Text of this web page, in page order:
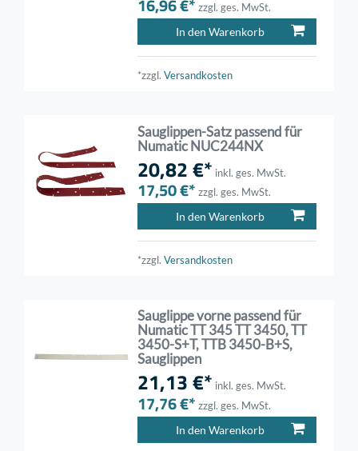
16,96 €* zzgl. ges. MwSt.
In den Warenkorb
*zzgl.Versandkosten
Sauglippen-Satz passend für
Numatic NUC244NX
20,82 €* inkl. ges. MwSt.
17,50 €* zzgl. ges. MwSt.
In den Warenkorb
*zzgl.Versandkosten
Sauglippe vorne passend für
Numatic TT 345 TT 3450, TT
3450-S+T, TTB 3450-B+S,
Sauglippen
21,13 €* inkl. ges. MwSt.
17,76 €* zzgl. ges. MwSt.
In den Warenkorb